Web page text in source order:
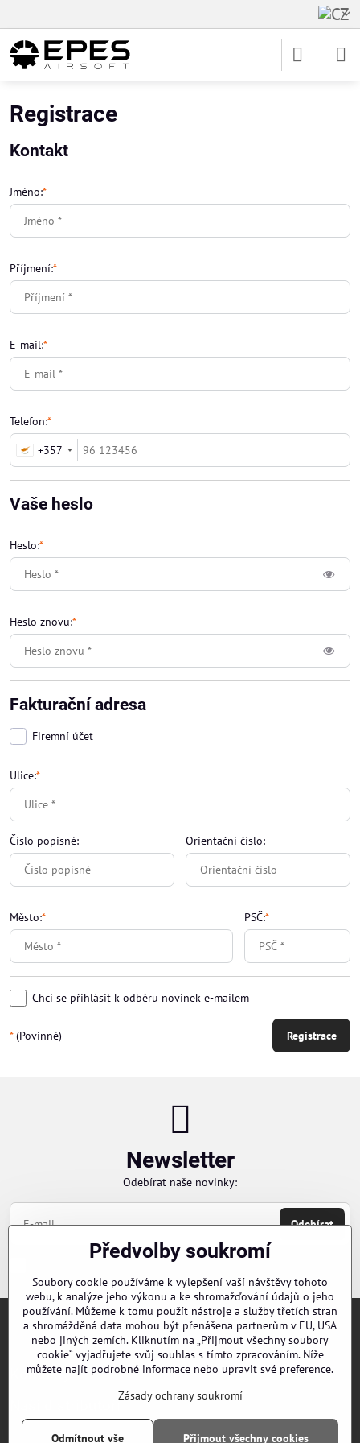
Registrace
Kontakt
Jméno:*
Příjmení:*
E-mail:*
Telefon:*
+357
Vaše heslo
Heslo:*
Heslo znovu:*
Fakturační adresa
Firemní účet
Ulice:*
Číslo popisné: Orientační číslo:
Město:* PSČ:*
Chci se přihlásit k odběru novinek e-mailem
*(Povinné) Registrace
Newsletter
Odebírat naše novinky:
Odebírat
Chci se přihlásit k odběru novinek e-mailem
Objednávky
Kontakty
Naši distributoři
Předvolby soukromí
Soubory cookie používáme k vylepšení vaší návštěvy tohoto
webu, k analýze jeho výkonu a ke shromažďování údajů o jeho
používání. Můžeme k tomu použít nástroje a služby třetích stran
a shromážděná data mohou být přenášena partnerům v EU, USA
nebo jiných zemích. Kliknutím na „Přijmout všechny soubory
cookie“ vyjadřujete svůj souhlas s tímto zpracováním. Níže
můžete najít podrobné informace nebo upravit své preference.
Zásady ochrany soukromí
Přijmout všechny cookies
Odmítnout vše